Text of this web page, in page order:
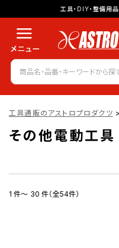
工具・DIY・整備用
工具通販のアストロプロダクツ >
その他電動工具
1 件～ 30 件（全54件）